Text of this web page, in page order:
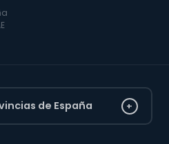
de España +